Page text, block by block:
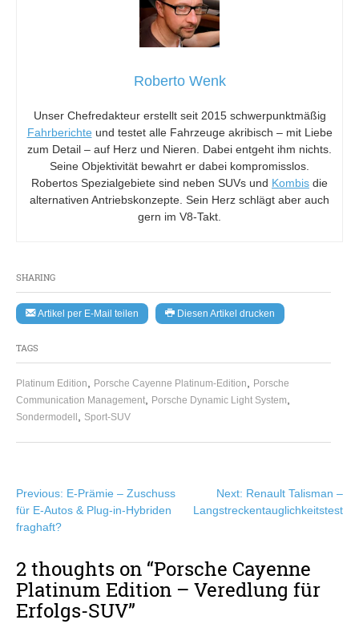
SHARING
Artikel per E-Mail teilen Diesen Artikel drucken
TAGS
Platinum Edition Porsche Cayenne Platinum-Edition
Porsche
Communication Management
Porsche Dynamic Light System
Sondermodell Sport-SUV
Roberto Wenk
Unser Chefredakteur erstellt seit 2015 schwerpunktmäßig
Fahrberichte und testet alle Fahrzeuge akribisch – mit Liebe
zum Detail – auf Herz und Nieren. Dabei entgeht ihm nichts.
Seine Objektivität bewahrt er dabei kompromisslos.
Robertos Spezialgebiete sind neben SUVs und Kombis die
alternativen Antriebskonzepte. Sein Herz schlägt aber auch
gern im V8-Takt.
Beitragsnavigation
Previous: E-Prämie – Zuschuss
für E-Autos & Plug-in-Hybriden
fraghaft?
Next: Renault Talisman –
Langstreckentauglichkeitstest
2 thoughts on “Porsche Cayenne
Platinum Edition – Veredlung für
Erfolgs-SUV”